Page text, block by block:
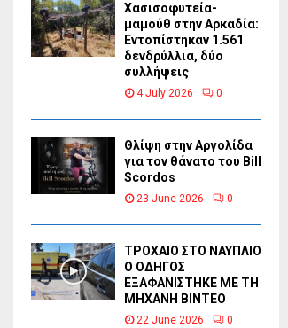
Χασισοφυτεία-
μαμούθ στην Αρκαδία:
Εντοπίστηκαν 1.561
δενδρύλλια, δύο
συλλήψεις
4 July 2026 0
Θλίψη στην Αργολίδα
για τον θάνατο του Bill
Scordos
23 June 2026 0
ΤΡΟΧΑΙΟ ΣΤΟ ΝΑΥΠΛΙΟ
Ο ΟΔΗΓΟΣ
ΕΞΑΦΑΝΙΣΤΗΚΕ ΜΕ ΤΗ
ΜΗΧΑΝΗ ΒΙΝΤΕΟ
22 June 2026 0